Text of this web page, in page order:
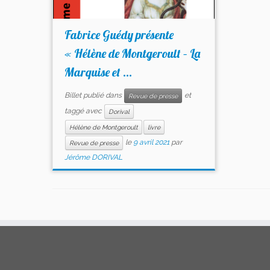
Fabrice Guédy présente
« Hélène de Montgeroult – La
Marquise et ...
Billet publié dans Revue de presse
et
taggé avec
Dorival
Hélène de Montgeroult livre
Revue de presse le 9 avril 2021 par
Jérôme DORIVAL